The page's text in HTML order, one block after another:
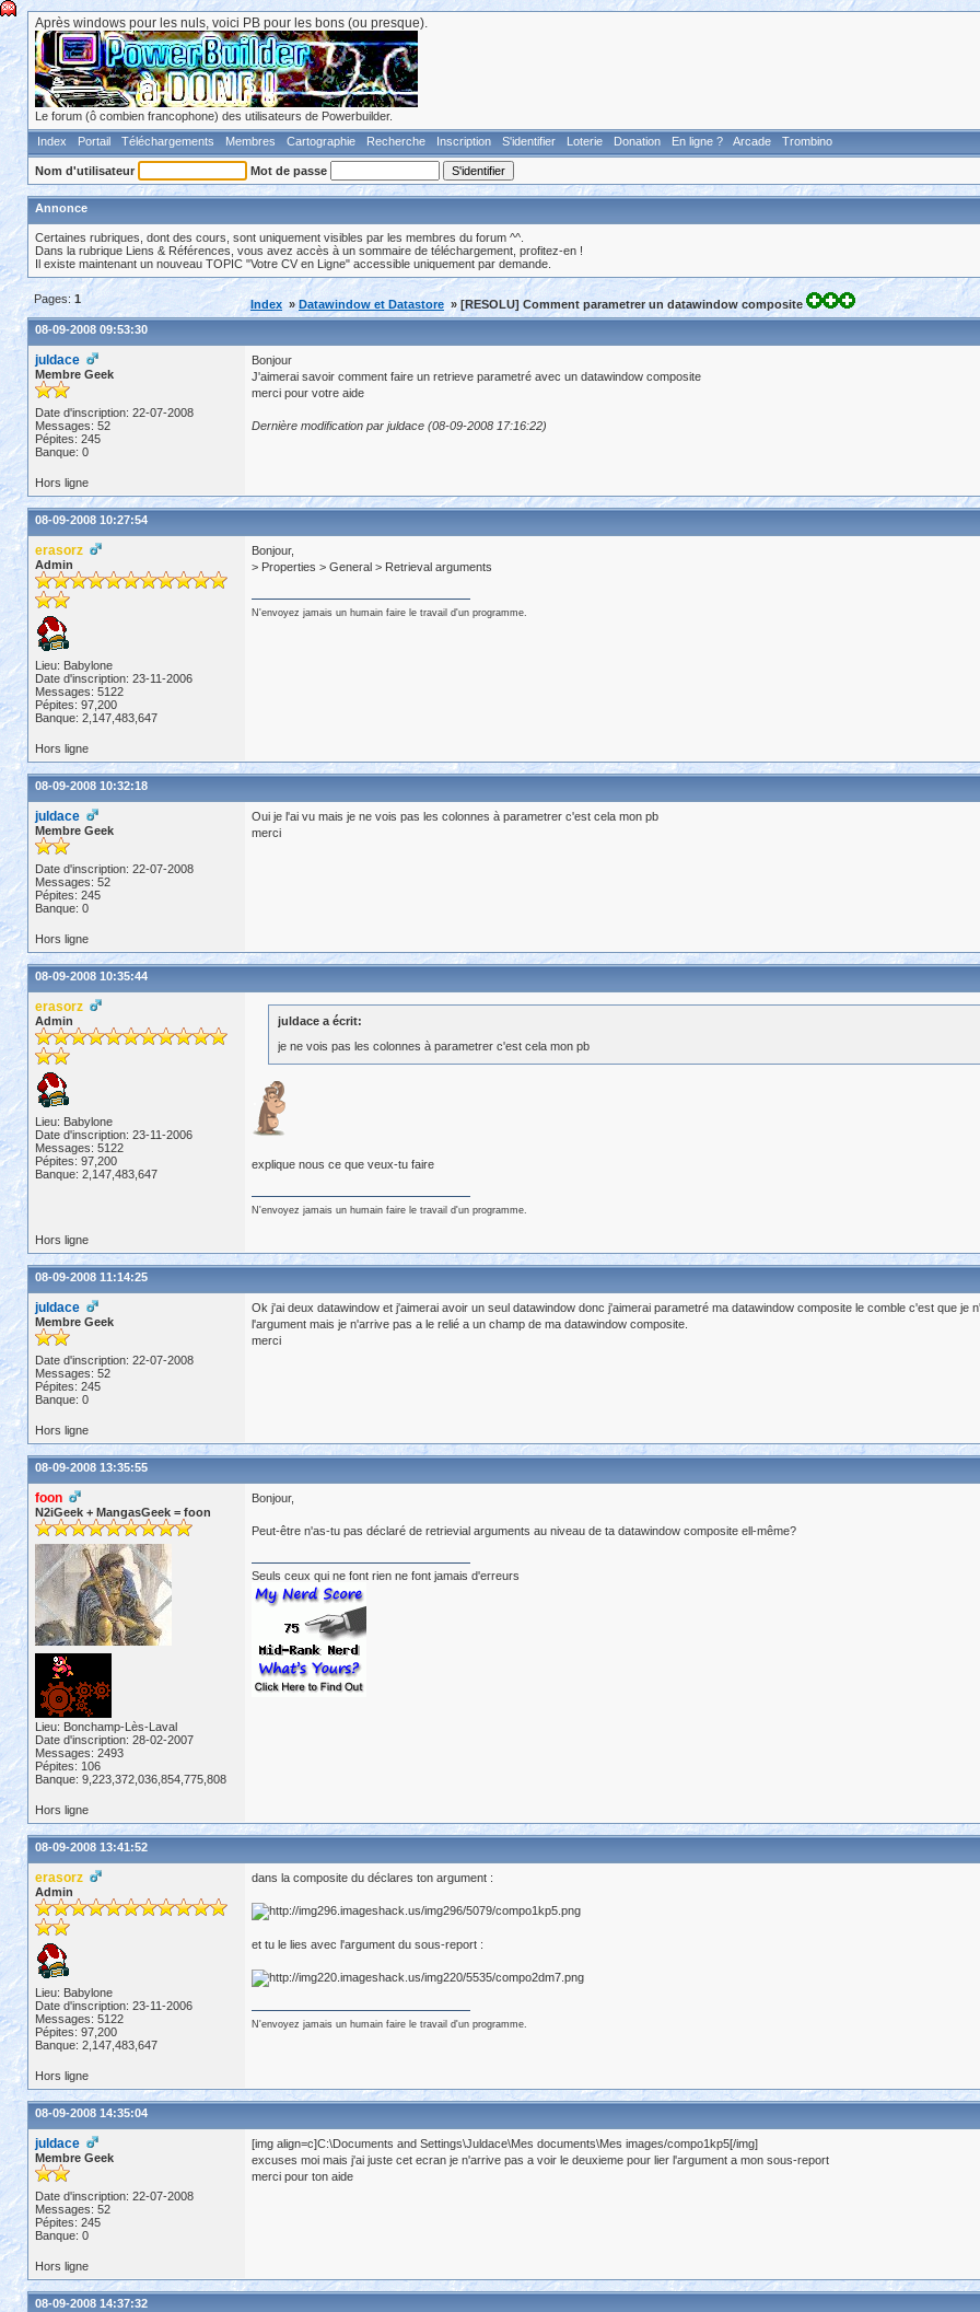
Après windows pour les nuls, voici PB pour les bons (ou presque).
Le forum (ô combien francophone) des utilisateurs de Powerbuilder.
Index
Portail Téléchargements Membres Cartographie Recherche Inscription S'identifier Loterie Donation En ligne ? Arcade Trombino
Nom d'utilisateur Mot de passe
Annonce
Certaines rubriques, dont des cours, sont uniquement visibles par les membres du forum ^^.
Dans la rubrique Liens & Références, vous avez accès à un sommaire de téléchargement, profitez-en !
Il existe maintenant un nouveau TOPIC "Votre CV en Ligne" accessible uniquement par demande.
Pages: 1 Index »Datawindow et Datastore » [RESOLU] Comment parametrer un datawindow composite
08-09-2008 09:53:30
juldace
Membre Geek
Date d'inscription: 22-07-2008
Messages: 52
Pépites: 245
Banque: 0
Bonjour
J'aimerai savoir comment faire un retrieve parametré avec un datawindow composite
merci pour votre aide
Dernière modification par juldace (08-09-2008 17:16:22)
Hors ligne
08-09-2008 10:27:54
erasorz
Admin
Lieu: Babylone
Date d'inscription: 23-11-2006
Messages: 5122
Pépites: 97,200
Banque: 2,147,483,647
Bonjour,
> Properties > General > Retrieval arguments
N'envoyez jamais un humain faire le travail d'un programme.
Hors ligne
08-09-2008 10:32:18
juldace
Membre Geek
Date d'inscription: 22-07-2008
Messages: 52
Pépites: 245
Banque: 0
Oui je l'ai vu mais je ne vois pas les colonnes à parametrer c'est cela mon pb
merci
Hors ligne
08-09-2008 10:35:44
erasorz
Admin
Lieu: Babylone
Date d'inscription: 23-11-2006
Messages: 5122
Pépites: 97,200
Banque: 2,147,483,647
juldace a écrit:
je ne vois pas les colonnes à parametrer c'est cela mon pb
explique nous ce que veux-tu faire
N'envoyez jamais un humain faire le travail d'un programme.
Hors ligne
08-09-2008 11:14:25
juldace
Membre Geek
Date d'inscription: 22-07-2008
Messages: 52
Pépites: 245
Banque: 0
Ok j'ai deux datawindow et j'aimerai avoir un seul datawindow donc j'aimerai parametré ma datawindow composite le comble c'est que
l'argument mais je n'arrive pas a le relié a un champ de ma datawindow composite.
merci
Hors ligne
08-09-2008 13:35:55
foon
N2iGeek + MangasGeek = foon
Lieu: Bonchamp-Lès-Laval
Date d'inscription: 28-02-2007
Messages: 2493
Pépites: 106
Banque: 9,223,372,036,854,775,808
Bonjour,
Peut-être n'as-tu pas déclaré de retrievial arguments au niveau de ta datawindow composite ell-même?
Seuls ceux qui ne font rien ne font jamais d'erreurs
Hors ligne
08-09-2008 13:41:52
erasorz
Admin
Lieu: Babylone
Date d'inscription: 23-11-2006
Messages: 5122
Pépites: 97,200
Banque: 2,147,483,647
dans la composite du déclares ton argument :
et tu le lies avec l'argument du sous-report :
N'envoyez jamais un humain faire le travail d'un programme.
Hors ligne
08-09-2008 14:35:04
juldace
Membre Geek
Date d'inscription: 22-07-2008
Messages: 52
Pépites: 245
Banque: 0
[img align=c]C:\Documents and Settings\Juldace\Mes documents\Mes images/compo1kp5[/img]
excuses moi mais j'ai juste cet ecran je n'arrive pas a voir le deuxieme pour lier l'argument a mon sous-report
merci pour ton aide
Hors ligne
08-09-2008 14:37:32